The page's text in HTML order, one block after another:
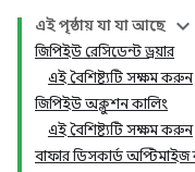
এই পৃষ্ঠায় যা যা আছে
জিপিইউ রেসিডেন্ট ড্রয়ার
এই বৈশিষ্ট্যটি সক্ষম করুন
জিপিইউ অক্লুশন কালিং
এই বৈশিষ্ট্যটি সক্ষম করুন
বাফার ডিসকার্ড